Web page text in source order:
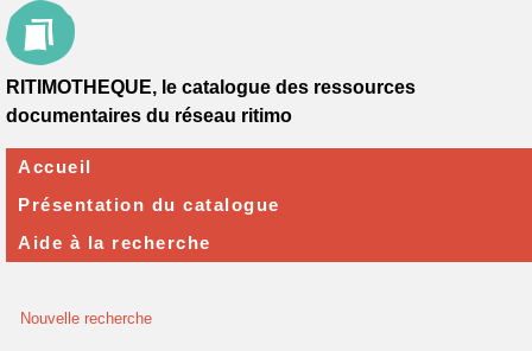
Nouvelle recherche
RITIMOTHEQUE, le catalogue des ressources
documentaires du réseau ritimo
Accueil
Présentation du catalogue
Aide à la recherche